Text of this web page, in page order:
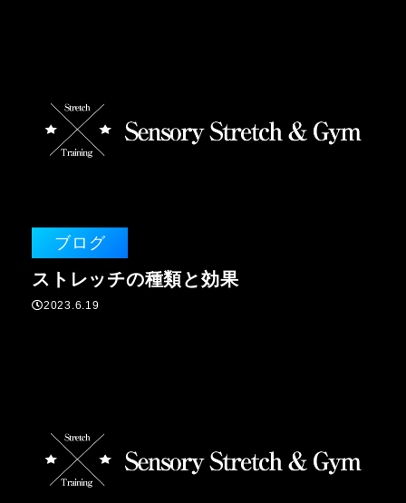
ブログ
ストレッチの種類と効果
2023.6.19